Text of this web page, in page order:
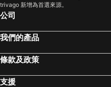
維也納酒店（深圳海灣店）
銀景度假中心
7Days Inn Shenzhen Sea World 2nd
Xiyi (Shenzhen Fuyongqiao)
深港酒店公寓（深圳蘭溪穀店）
羅湖口岸
東門步行街
越秀區
羅湖口岸
Tsing Yi Metro Station
trivago 新增為首選來源。
公司
我們的產品
條款及政策
支援